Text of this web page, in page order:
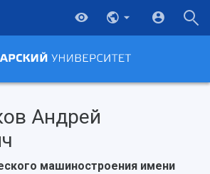
Андрей
машиностроения имени